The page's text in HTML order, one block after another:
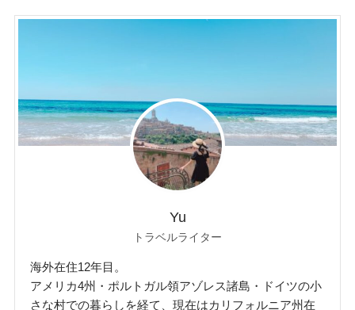
Yu
トラベルライター
海外在住12年目。
アメリカ4州・ポルトガル領アゾレス諸島・ドイツの小
さな村での暮らしを経て、現在はカリフォルニア州在